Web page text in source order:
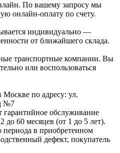
По вашему запросу мы
онлайн-оплату по счету.
индивидуально —
от ближайшего склада.
транспортные компании. Вы
или воспользоваться
по адресу: ул.
№7
обслуживание
до 60 месяцев (от 1 до 5 лет).
периода в приобретенном
дефект, покупатель